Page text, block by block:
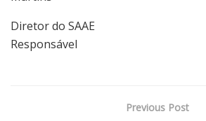
Diretor do SAAE
Responsável
Previous Post